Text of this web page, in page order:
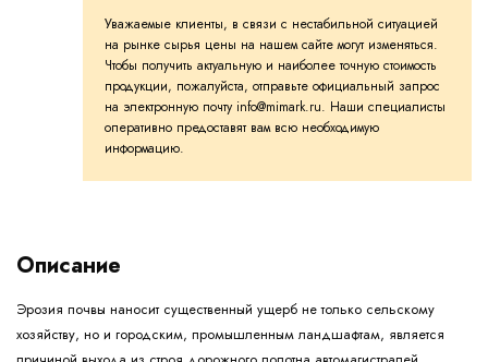
Уважаемые клиенты, в связи с нестабильной ситуацией
на рынке сырья цены на нашем сайте могут изменяться.
Чтобы получить актуальную и наиболее точную стоимость
продукции, пожалуйста, отправьте официальный запрос
на электронную почту info@mimark.ru. Наши специалисты
оперативно предоставят вам всю необходимую
информацию.
Описание
Эрозия почвы наносит существенный ущерб не только сельскому
хозяйству, но и городским, промышленным ландшафтам, является